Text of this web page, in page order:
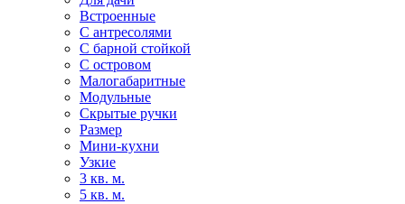
Встроенные
С антресолями
С барной стойкой
С островом
Малогабаритные
Модульные
Скрытые ручки
Размер
Мини-кухни
Узкие
3 кв. м.
5 кв. м.